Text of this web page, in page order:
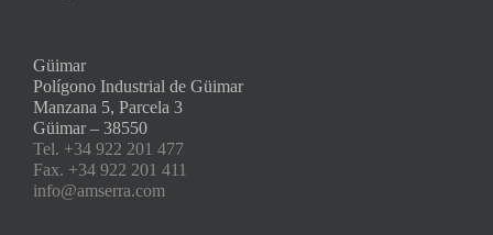
Güimar
Polígono Industrial de Güimar
Manzana 5, Parcela 3
Güimar – 38550
Tel. +34 922 201 477
Fax. +34 922 201 411
info@amserra.com